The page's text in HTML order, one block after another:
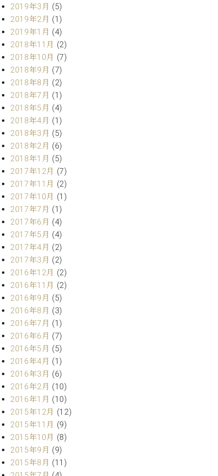
ィ
ジ
ョ
ン
C.BECHSTEIN
Digital(ベ
ヒ
シ
ュ
タ
イ
ン
デ
ジ
タ
ル)
介
展示
情報
ーロ
ピア
ノ特
選中
古】
ベ
ン
ト
情
報
八
子
工
房
ブ
ロ
ア
ク
セ
ス
お
問
合
わ
せ
ア
ー
テ
ィ
ス
ト
カ
ス
2019年3月 (5)
2019年2月 (1)
2019年1月 (4)
2018年11月 (2)
2018年10月 (7)
2018年9月 (7)
2018年8月 (2)
2018年7月 (1)
2018年5月 (4)
2018年4月 (1)
2018年3月 (5)
2018年2月 (6)
2018年1月 (5)
2017年12月 (7)
2017年11月 (2)
2017年10月 (1)
2017年7月 (1)
2017年6月 (4)
2017年5月 (4)
2017年4月 (2)
2017年3月 (2)
2016年12月 (2)
2016年11月 (2)
2016年9月 (5)
2016年8月 (3)
2016年7月 (1)
2016年6月 (7)
2016年5月 (5)
2016年4月 (1)
2016年3月 (6)
2016年2月 (10)
2016年1月 (10)
2015年12月 (12)
2015年11月 (9)
2015年10月 (8)
2015年9月 (9)
2015年8月 (11)